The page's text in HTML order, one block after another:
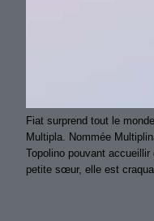
Fiat surprend tout le
Multipla. Nommée
Topolino pouvant
petite sœur, elle est